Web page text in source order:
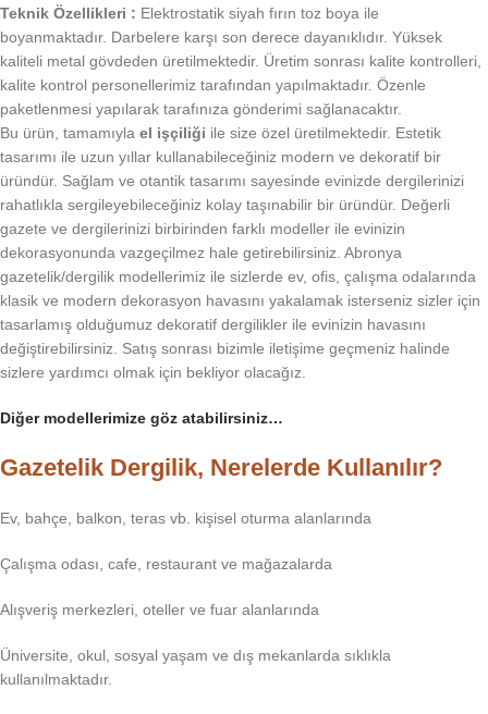
Teknik Özellikleri : Elektrostatik siyah fırın toz boya ile
boyanmaktadır. Darbelere karşı son derece dayanıklıdır. Yüksek
kaliteli metal gövdeden üretilmektedir. Üretim sonrası kalite kontrolleri,
kalite kontrol personellerimiz tarafından yapılmaktadır. Özenle
paketlenmesi yapılarak tarafınıza gönderimi sağlanacaktır.
Bu ürün, tamamıyla el işçiliği ile size özel üretilmektedir. Estetik
tasarımı ile uzun yıllar kullanabileceğiniz modern ve dekoratif bir
üründür. Sağlam ve otantik tasarımı sayesinde evinizde dergilerinizi
rahatlıkla sergileyebileceğiniz kolay taşınabilir bir üründür. Değerli
gazete ve dergilerinizi birbirinden farklı modeller ile evinizin
dekorasyonunda vazgeçilmez hale getirebilirsiniz. Abronya
gazetelik/dergilik modellerimiz ile sizlerde ev, ofis, çalışma odalarında
klasik ve modern dekorasyon havasını yakalamak isterseniz sizler için
tasarlamış olduğumuz dekoratif dergilikler ile evinizin havasını
değiştirebilirsiniz. Satış sonrası bizimle iletişime geçmeniz halinde
sizlere yardımcı olmak için bekliyor olacağız.
Diğer modellerimize göz atabilirsiniz…
Gazetelik Dergilik, Nerelerde Kullanılır?
Ev, bahçe, balkon, teras vb. kişisel oturma alanlarında
Çalışma odası, cafe, restaurant ve mağazalarda
Alışveriş merkezleri, oteller ve fuar alanlarında
Üniversite, okul, sosyal yaşam ve dış mekanlarda sıklıkla
kullanılmaktadır.